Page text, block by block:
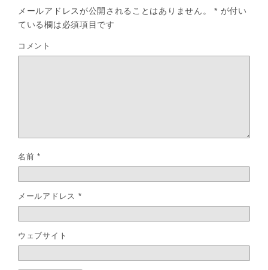
メールアドレスが公開されることはありません。 * が付い
ている欄は必須項目です
コメント
名前*
メールアドレス *
ウェブサイト